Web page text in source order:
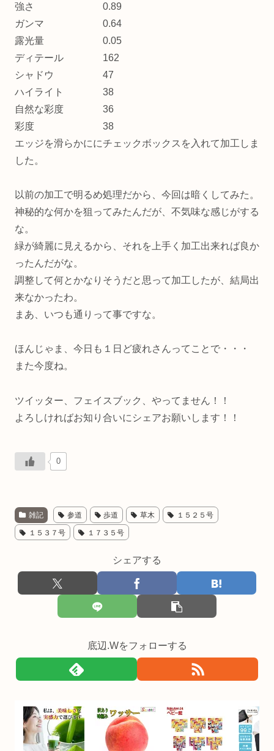
強さ 0.89
ガンマ 0.64
露光量 0.05
ディテール 162
シャドウ 47
ハイライト 38
自然な彩度 36
彩度 38
エッジを滑らかににチェックボックスを入れて加工しま
した。
以前の加工で明るめ処理だから、今回は暗くしてみた。
神秘的な何かを狙ってみたんだが、不気味な感じがする
な。
緑が綺麗に見えるから、それを上手く加工出来れば良か
ったんだがな。
調整して何とかなりそうだと思って加工したが、結局出
来なかったわ。
まあ、いつも通りって事ですな。
ほんじゃま、今日も１日ど疲れさんってことで・・・
また今度ね。
ツイッター、フェイスブック、やってません！！
よろしければお知り合いにシェアお願いします！！
0
雑記 参道 歩道 草木 １５２５号
１５３７号 １７３５号
シェアする
底辺.Wをフォローする